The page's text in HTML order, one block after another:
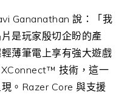
Gananathan 說：「我
是玩家殷切企盼的產
薄筆電上享有強大遊戲
技術，這一
。Razer Core 與支援